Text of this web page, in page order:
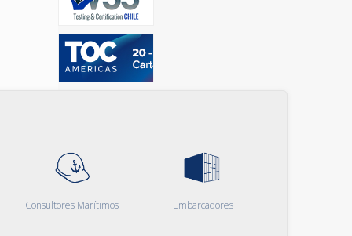
Consultores Marítimos Embarcadores